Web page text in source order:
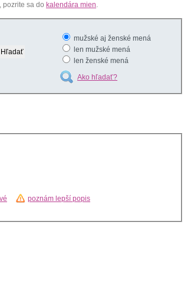
pozrite sa do kalendára mien.
mužské aj ženské mená
len mužské mená
len ženské mená
Ako hľadať?
poznám lepší popis